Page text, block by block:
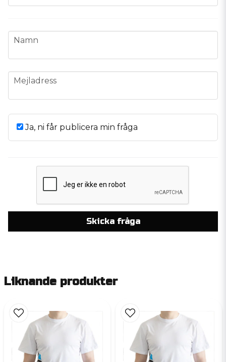
name
Namn
email
Mejladress
Ja, ni får publicera min fråga
Skicka fråga
Liknande produkter